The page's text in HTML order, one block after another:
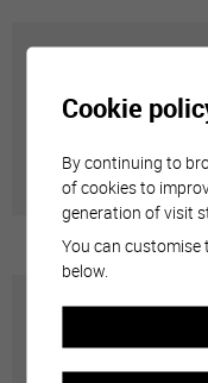
Carte
Cookie
By continuing to
of cookies to
generation of visit
You can
below.